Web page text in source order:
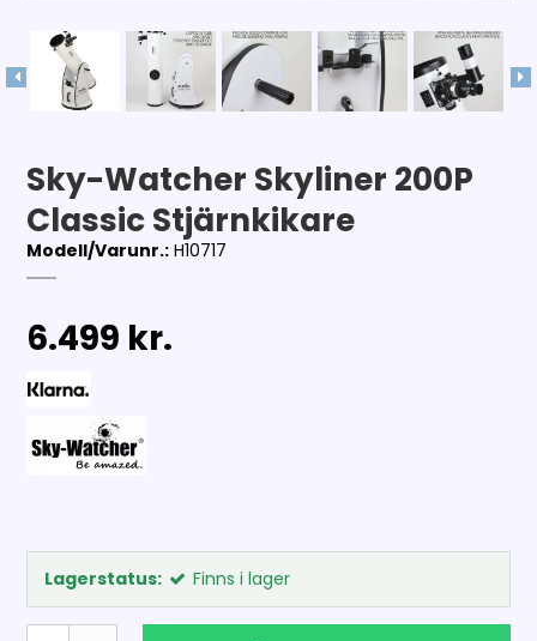
Sky-Watcher Skyliner 200P
Classic Stjärnkikare
Modell/Varunr.: H10717
6.499 kr.
Lagerstatus: Finns i lager